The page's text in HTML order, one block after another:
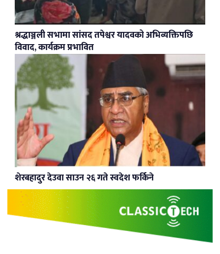
श्रद्धाञ्जली सभामा सांसद तपेश्वर यादवको अभिव्यक्तिपछि
विवाद, कार्यक्रम प्रभावित
शेरबहादुर देउवा साउन २६ गते स्वदेश फर्किने